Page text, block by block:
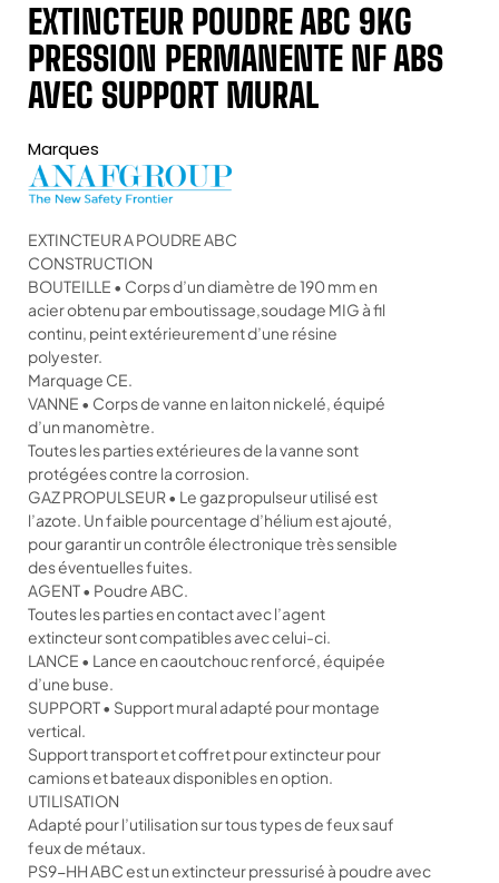
EXTINCTEUR POUDRE ABC 9KG
PRESSION PERMANENTE NF ABS
AVEC SUPPORT MURAL
Marques
EXTINCTEUR A POUDRE ABC
CONSTRUCTION
BOUTEILLE • Corps d’un diamètre de 190 mm en
acier obtenu par emboutissage,soudage MIG à fil
continu, peint extérieurement d’une résine
polyester.
Marquage CE.
VANNE • Corps de vanne en laiton nickelé, équipé
d’un manomètre.
Toutes les parties extérieures de la vanne sont
protégées contre la corrosion.
GAZ PROPULSEUR • Le gaz propulseur utilisé est
l’azote. Un faible pourcentage d’hélium est ajouté,
pour garantir un contrôle électronique très sensible
des éventuelles fuites.
AGENT • Poudre ABC.
Toutes les parties en contact avec l’agent
extincteur sont compatibles avec celui-ci.
LANCE • Lance en caoutchouc renforcé, équipée
d’une buse.
SUPPORT • Support mural adapté pour montage
vertical.
Support transport et coffret pour extincteur pour
camions et bateaux disponibles en option.
UTILISATION
Adapté pour l’utilisation sur tous types de feux sauf
feux de métaux.
PS9-HH ABC est un extincteur pressurisé à poudre avec